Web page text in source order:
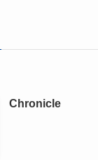
Chronicle